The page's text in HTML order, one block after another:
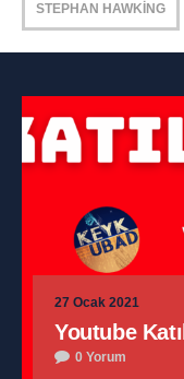
STEPHAN HAWKING
27 Ocak 2021
Youtube
0 Yorum